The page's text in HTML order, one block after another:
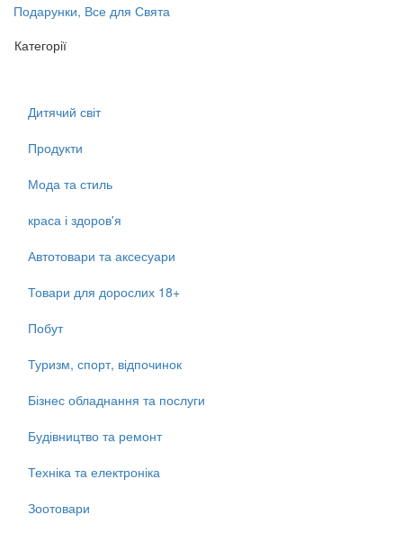
Подарунки, Все для Свята
Категорії
Дитячий світ
Продукти
Мода та стиль
краса і здоров'я
Автотовари та аксесуари
Товари для дорослих 18+
Побут
Туризм, спорт, відпочинок
Бізнес обладнання та послуги
Будівництво та ремонт
Техніка та електроніка
Зоотовари